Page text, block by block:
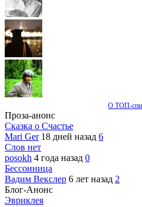
О ТОП-
Проза-анонс
Сказка о Счастье
Mari Ger 18 дней назад 6
Слов нет
posokh 4 года назад 0
Бессонница
Вадим Векслер 6 лет назад 2
Блог-Анонс
Эвриклея